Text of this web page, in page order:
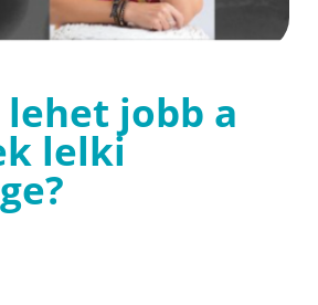
lehet jobb a
lelki